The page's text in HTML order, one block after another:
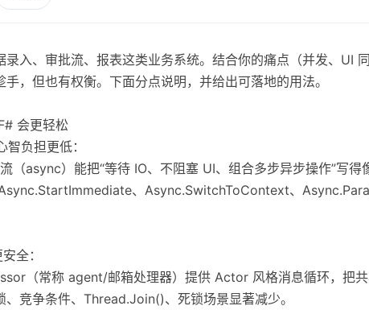
录入、审批流、报表这类业务系统。结合你的痛点（并发、UI
手，但也有权衡。下面分点说明，并给出可落地的用法。
会更轻松
负担更低：
（async）能把“等待 IO、不阻塞 UI、组合多步异步操作”写
、Async.SwitchToContext、
全：
（常称 agent/邮箱处理器）提供 Actor 风格消息循环，把
、竞争条件、Thread.Join()、死锁场景显著减少。